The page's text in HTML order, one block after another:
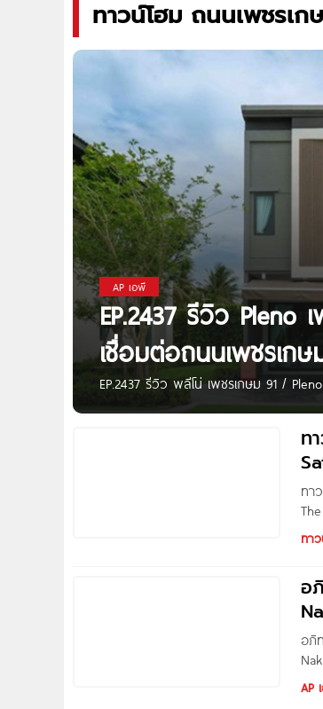
ทาวน์โฮม ถนนเพชรเก
AP เอพี
EP.2437 รีวิว Pleno
เชื่อมต่อถนนเพชรเก
EP.2437 รีวิว พลีโน่ เพชรเกษม 91 /
ตัดใหม่ ใกล้รถไฟฟ้า และ The Mall
ท
ทา
โ
ถน
ทา
อ
เ
อภิ
นค
เพ
AP